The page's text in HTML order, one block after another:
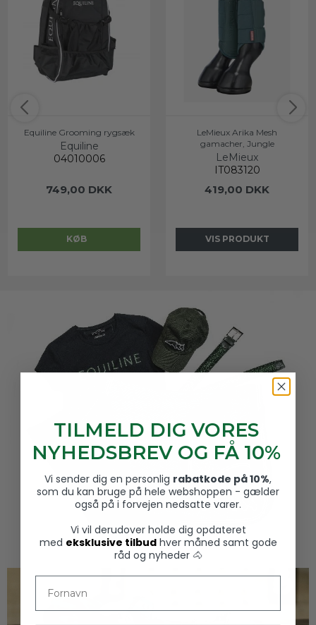
Equiline Grooming rygsæk
Equiline
04010006
749,00 DKK
KØB
LeMieux Arika Mesh
gamacher, Jungle
LeMieux
IT083120
419,00 DKK
VIS PRODUKT
TILMELD DIG VORES
NYHEDSBREV OG FÅ 10%
Vi sender dig en personlig rabatkode på 10%,
som du kan bruge på hele webshoppen - gælder
også på i forvejen nedsatte varer.
Vi vil derudover holde dig opdateret
med eksklusive tilbudhver måned samt gode
råd og nyheder 🐴